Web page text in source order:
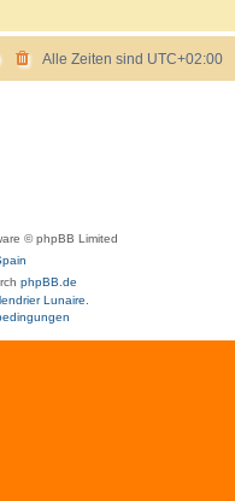
Alle Zeiten sind UTC+02:00
© phpBB Limited
phpBB.de
Lunaire.